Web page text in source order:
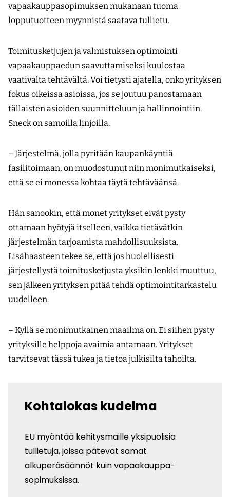
vapaakauppasopimuksen mukanaan tuoma
lopputuotteen myynnistä saatava tullietu.
Toimitusketjujen ja valmistuksen optimointi
vapaakauppaedun saavuttamiseksi kuulostaa
vaativalta tehtävältä. Voi tietysti ajatella, onko yrityksen
fokus oikeissa asioissa, jos se joutuu panostamaan
tällaisten asioiden suunnitteluun ja hallinnointiin.
Sneck on samoilla linjoilla.
– Järjestelmä, jolla pyritään kaupankäyntiä
fasilitoimaan, on muodostunut niin monimutkaiseksi,
että se ei monessa kohtaa täytä tehtäväänsä.
Hän sanookin, että monet yritykset eivät pysty
ottamaan hyötyjä itselleen, vaikka tietävätkin
järjestelmän tarjoamista mahdollisuuksista.
Lisähaasteen tekee se, että jos huolellisesti
järjestellystä toimitusketjusta yksikin lenkki muuttuu,
sen jälkeen yrityksen pitää tehdä optimointitarkastelu
uudelleen.
– Kyllä se monimutkainen maailma on. Ei siihen pysty
yrityksille helppoja avaimia antamaan. Yritykset
tarvitsevat tässä tukea ja tietoa julkisilta tahoilta.
Kohtalokas kudelma
EU myöntää kehitysmaille yksipuolisia
tullietuja, joissa pätevät samat
alkuperäsäännöt kuin vapaakauppa­
sopimuksissa.